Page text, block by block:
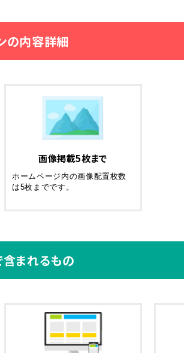
の内容詳細
画像掲載5枚まで
ホームページ内の画像配置枚数
は5枚までです。
まれるもの